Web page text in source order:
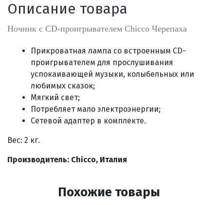
Отправляем во все регионы России
службами Пэк, Кит, Луч, Сдэк, Озон
доставка, Почта РФ или любой другой
Через СБП при получении (для
Екатеринбурга и близлежащих
городов)
Оплата по счету для юридических лиц
Описание товара
Ночник с CD-проигрывателем Chicco Черепаха
Прикроватная лампа со встроенным CD-
проигрывателем для прослушивания
успокаивающей музыки, колыбельных или
любимых сказок;
Мягкий свет;
Потребляет мало электроэнергии;
Сетевой адаптер в комплекте.
Вес: 2 кг.
Производитель: Chicco, Италия
Похожие товары